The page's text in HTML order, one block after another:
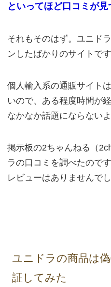
といってほど口コミが
それもそのはず。ユニド
ンしたばかりのサイトです
個人輸入系の通販サイト
いので、ある程度時間が
なかなか話題にならないよ
掲示板の2ちゃんねる（
ラの口コミを調べたので
レビューはありませんでし
ユニドラの商品は
証してみた